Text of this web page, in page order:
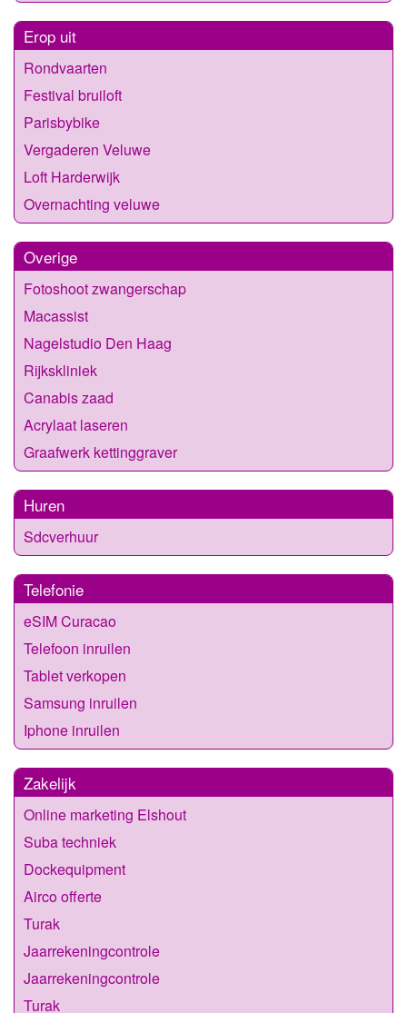
Erop uit
Rondvaarten
Festival bruiloft
Parisbybike
Vergaderen Veluwe
Loft Harderwijk
Overnachting veluwe
Overige
Fotoshoot zwangerschap
Macassist
Nagelstudio Den Haag
Rijkskliniek
Canabis zaad
Acrylaat laseren
Graafwerk kettinggraver
Huren
Sdcverhuur
Telefonie
eSIM Curacao
Telefoon inruilen
Tablet verkopen
Samsung inruilen
Iphone inruilen
Zakelijk
Online marketing Elshout
Suba techniek
Dockequipment
Airco offerte
Turak
Jaarrekeningcontrole
Jaarrekeningcontrole
Turak